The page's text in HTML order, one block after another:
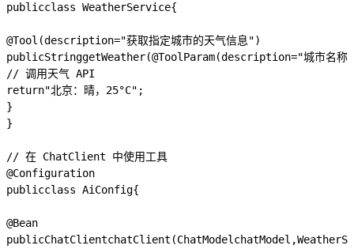
publicclass WeatherService{
@Tool (description="获取指定城市的天气信息")
publicStringgetWeather(@ToolParam(description="城市名称"
// 调用天气 API
return"北京：晴，25°C" ;
}
}
// 在 ChatClient 中使用工具
@Configuration
publicclass AiConfig{
@Bean
publicChatClientchatClient (ChatModel chatModel ,